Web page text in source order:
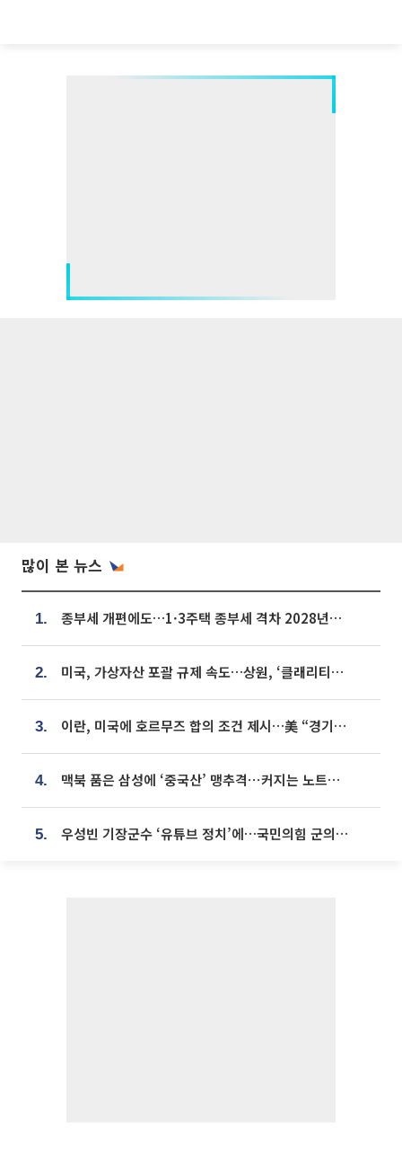
많이 본 뉴스
1. 종부세 개편에도…1·3주택 종부세 격차 2028년부터 확대
2. 미국, 가상자산 포괄 규제 속도…상원, ‘클래리티법’ 9월 절차투표 추진
3. 이란, 미국에 호르무즈 합의 조건 제시…美 “경기 아직 안 끝나” [종합]
4. 맥북 품은 삼성에 ‘중국산’ 맹추격⋯커지는 노트북 OLED 시장
5. 우성빈 기장군수 ‘유튜브 정치’에…국민의힘 군의원들 집단 반발